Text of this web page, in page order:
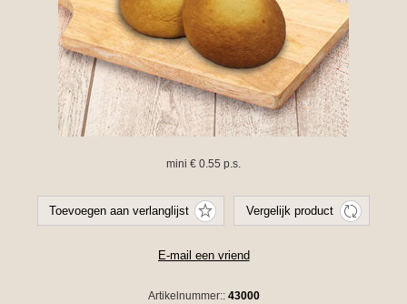
mini € 0.55 p.s.
Artikelnummer:: 43000